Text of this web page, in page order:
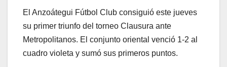
El Anzoátegui Fútbol Club consiguió este jueves
su primer triunfo del torneo Clausura ante
Metropolitanos. El conjunto oriental venció 1-2 al
cuadro violeta y sumó sus primeros puntos.